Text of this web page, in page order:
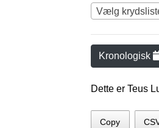
Vælg
Kronologisk
Dette er Teus
Copy